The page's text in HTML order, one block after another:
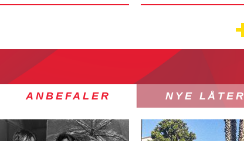
ANBEFALER NYE LÅTER